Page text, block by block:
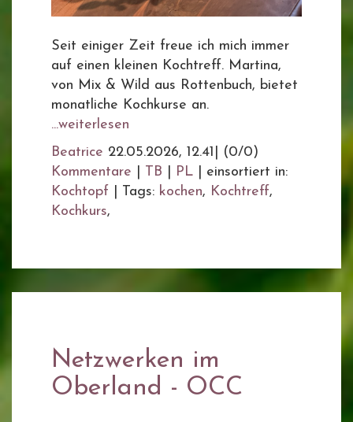
Seit einiger Zeit freue ich mich immer
auf einen kleinen Kochtreff. Martina,
von Mix & Wild aus Rottenbuch, bietet
monatliche Kochkurse an.
...weiterlesen
Beatrice 22.05.2026, 12.41
(0/0)
Kommentare
TB PL
einsortiert in:
Kochtopf
Tags: kochen, Kochtreff,
Kochkurs,
Netzwerken im
Oberland - OCC